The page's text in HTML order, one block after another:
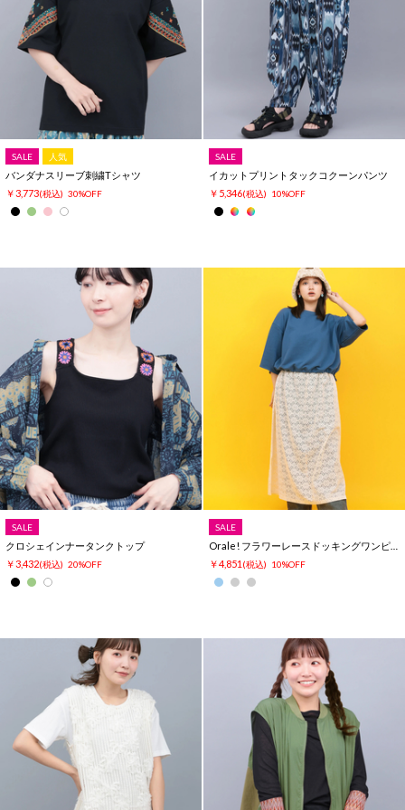
SALE 人気
バンダナスリーブ刺繍Tシャツ
￥3,773(税込) 30%OFF
SALE
イカットプリントタックコクーンパンツ
￥5,346(税込) 10%OFF
SALE
クロシェインナータンクトップ
￥3,432(税込) 20%OFF
SALE
￥4,851 (税込) 10%OFF